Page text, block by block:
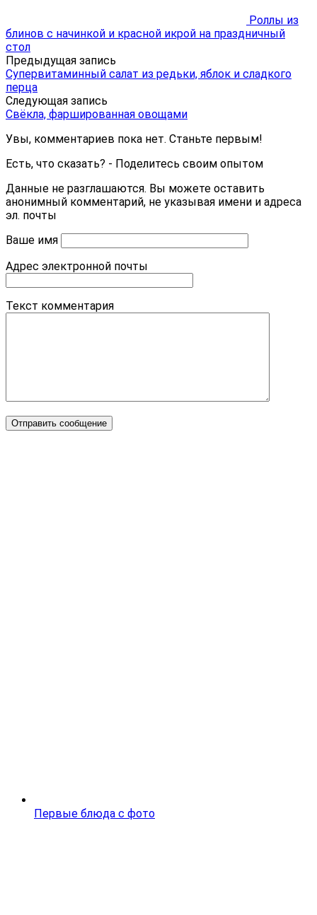
Роллы из
блинов с начинкой и красной икрой на праздничный
стол
Предыдущая запись
Супервитаминный салат из редьки, яблок и сладкого
перца
Следующая запись
Свёкла, фаршированная овощами
Увы, комментариев пока нет. Станьте первым!
Есть, что сказать? - Поделитесь своим опытом
Данные не разглашаются. Вы можете оставить
анонимный комментарий, не указывая имени и адреса
эл. почты
Ваше имя
Адрес электронной почты
Текст комментария
Первые блюда с фото